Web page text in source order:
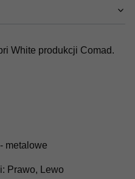
White produkcji Comad.
metalowe
Prawo, Lewo